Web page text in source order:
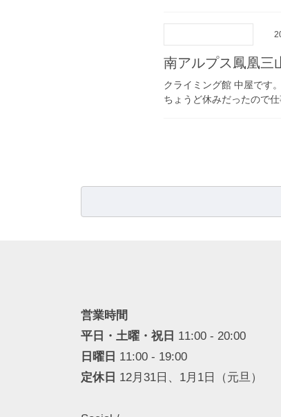
南アルプス鳳凰三
クライミング館 中屋です
ちょうど休みだったので
索:
営業時間
平日・土曜・祝日 11:00 - 20:00
日曜日 11:00 - 19:00
定休日 12月31日、1月1日（元旦）